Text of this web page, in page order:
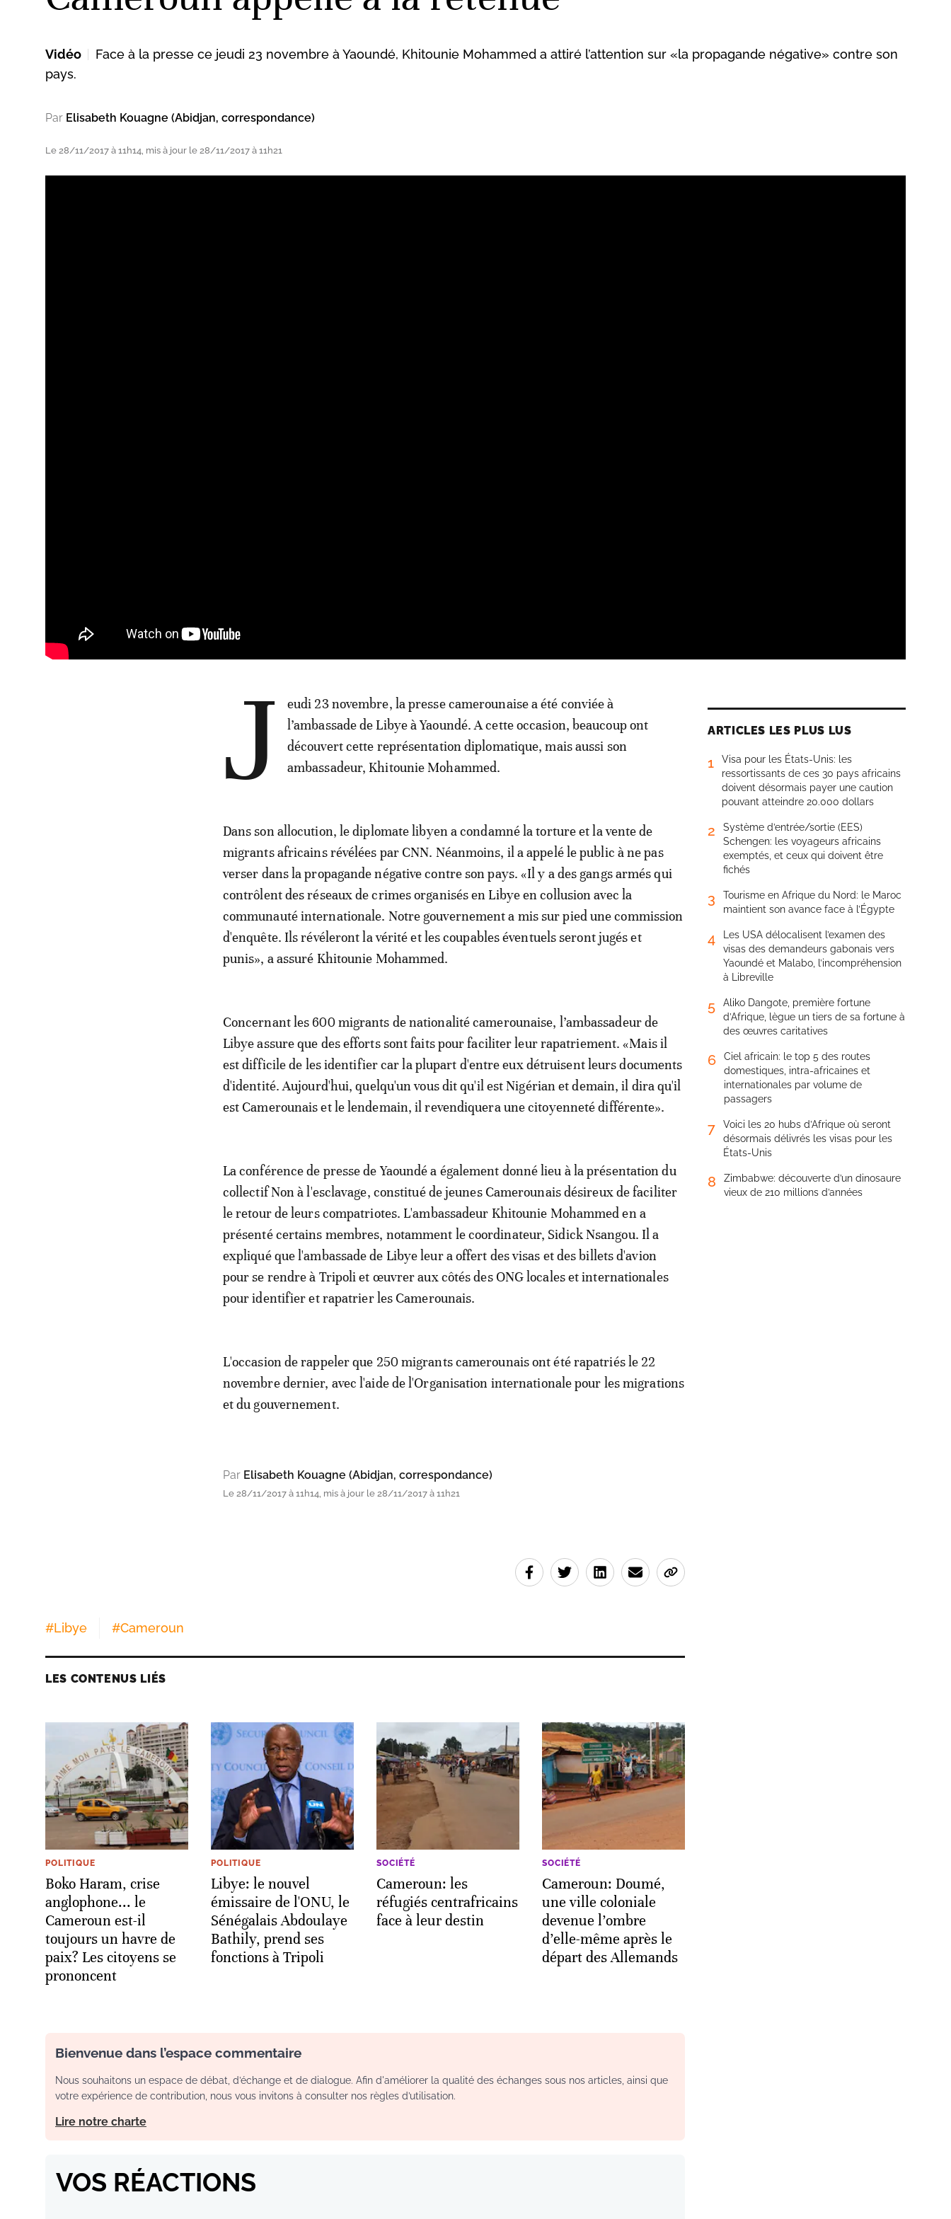
Vidéo
Face à la presse ce jeudi 23 novembre à Yaoundé, Khitounie Mohammed a attiré l’attention sur «la propagande négative» contre son
pays.
Par Elisabeth Kouagne (Abidjan, correspondance)
Le 28/11/2017 à 11h14, mis à jour le 28/11/2017 à 11h21
J
eudi 23 novembre, la presse camerounaise a été conviée à
l’ambassade de Libye à Yaoundé. A cette occasion, beaucoup ont
découvert cette représentation diplomatique, mais aussi son
ambassadeur, Khitounie Mohammed.
Dans son allocution, le diplomate libyen a condamné la torture et la vente de
migrants africains révélées par CNN. Néanmoins, il a appelé le public à ne pas
verser dans la propagande négative contre son pays. «Il y a des gangs armés qui
contrôlent des réseaux de crimes organisés en Libye en collusion avec la
communauté internationale. Notre gouvernement a mis sur pied une commission
d'enquête. Ils révéleront la vérité et les coupables éventuels seront jugés et
punis», a assuré Khitounie Mohammed.
Concernant les 600 migrants de nationalité camerounaise, l’ambassadeur de
Libye assure que des efforts sont faits pour faciliter leur rapatriement. «Mais il
est difficile de les identifier car la plupart d'entre eux détruisent leurs documents
d'identité. Aujourd'hui, quelqu'un vous dit qu'il est Nigérian et demain, il dira qu'il
est Camerounais et le lendemain, il revendiquera une citoyenneté différente».
La conférence de presse de Yaoundé a également donné lieu à la présentation du
collectif Non à l'esclavage, constitué de jeunes Camerounais désireux de faciliter
le retour de leurs compatriotes. L'ambassadeur Khitounie Mohammed en a
présenté certains membres, notamment le coordinateur, Sidick Nsangou. Il a
expliqué que l'ambassade de Libye leur a offert des visas et des billets d'avion
pour se rendre à Tripoli et œuvrer aux côtés des ONG locales et internationales
pour identifier et rapatrier les Camerounais.
L'occasion de rappeler que 250 migrants camerounais ont été rapatriés le 22
novembre dernier, avec l'aide de l'Organisation internationale pour les migrations
et du gouvernement.
Par Elisabeth Kouagne (Abidjan, correspondance)
Le 28/11/2017 à 11h14, mis à jour le 28/11/2017 à 11h21
#Libye #Cameroun
LES CONTENUS LIÉS
POLITIQUE
Boko Haram, crise
anglophone... le
Cameroun est-il
toujours un havre de
paix? Les citoyens se
prononcent
POLITIQUE
Libye: le nouvel
émissaire de l'ONU, le
Sénégalais Abdoulaye
Bathily, prend ses
fonctions à Tripoli
SOCIÉTÉ
Cameroun: les
réfugiés centrafricains
face à leur destin
SOCIÉTÉ
Cameroun: Doumé,
une ville coloniale
devenue l’ombre
d’elle-même après le
départ des Allemands
Bienvenue dans l’espace commentaire
Nous souhaitons un espace de débat, d’échange et de dialogue. Afin d'améliorer la qualité des échanges sous nos articles, ainsi que
votre expérience de contribution, nous vous invitons à consulter nos règles d’utilisation.
Lire notre charte
VOS RÉACTIONS
ARTICLES LES PLUS LUS
1
Visa pour les États-Unis: les
ressortissants de ces 30 pays africains
doivent désormais payer une caution
pouvant atteindre 20.000 dollars
2
Système d’entrée/sortie (EES)
Schengen: les voyageurs africains
exemptés, et ceux qui doivent être
fichés
3
Tourisme en Afrique du Nord: le Maroc
maintient son avance face à l’Égypte
4
Les USA délocalisent l’examen des
visas des demandeurs gabonais vers
Yaoundé et Malabo, l’incompréhension
à Libreville
5
Aliko Dangote, première fortune
d’Afrique, lègue un tiers de sa fortune à
des œuvres caritatives
6
Ciel africain: le top 5 des routes
domestiques, intra-africaines et
internationales par volume de
passagers
7
Voici les 20 hubs d’Afrique où seront
désormais délivrés les visas pour les
États-Unis
8
Zimbabwe: découverte d’un dinosaure
vieux de 210 millions d’années